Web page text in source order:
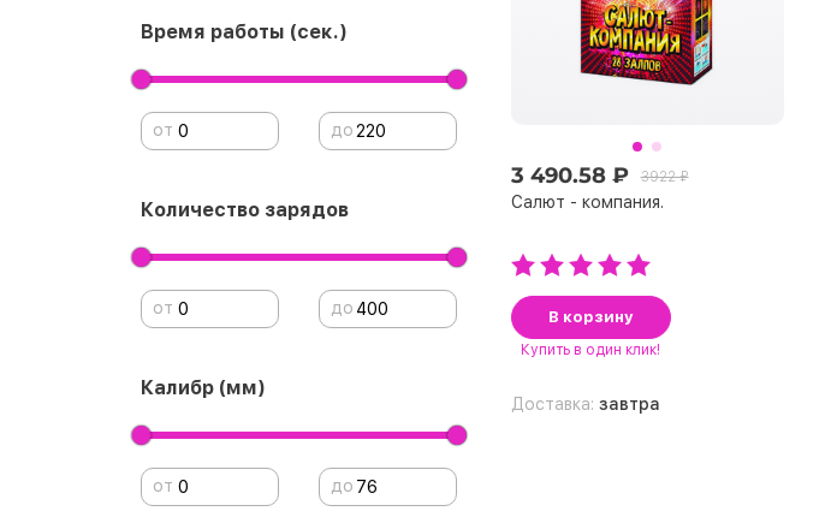
Время работы (сек.)
от до
Количество зарядов
от до
Калибр (мм)
от до
3 490.58 ₽ 3922 ₽
Салют - компания.
В корзину
Купить в один клик!
Доставка: завтра